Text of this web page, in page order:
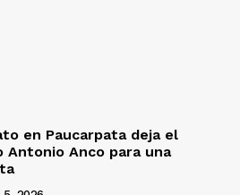
en Paucarpata deja el
Antonio Anco para una